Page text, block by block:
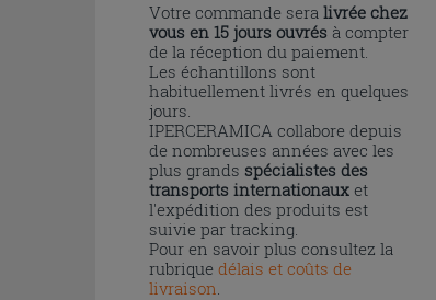
Votre commande sera livrée chez
vous en 15 jours ouvrés à compter
de la réception du paiement.
Les échantillons sont
habituellement livrés en quelques
jours.
IPERCERAMICA collabore depuis
de nombreuses années avec les
plus grands spécialistes des
transports internationaux et
l'expédition des produits est
suivie par tracking.
Pour en savoir plus consultez la
rubrique délais et coûts de
livraison.